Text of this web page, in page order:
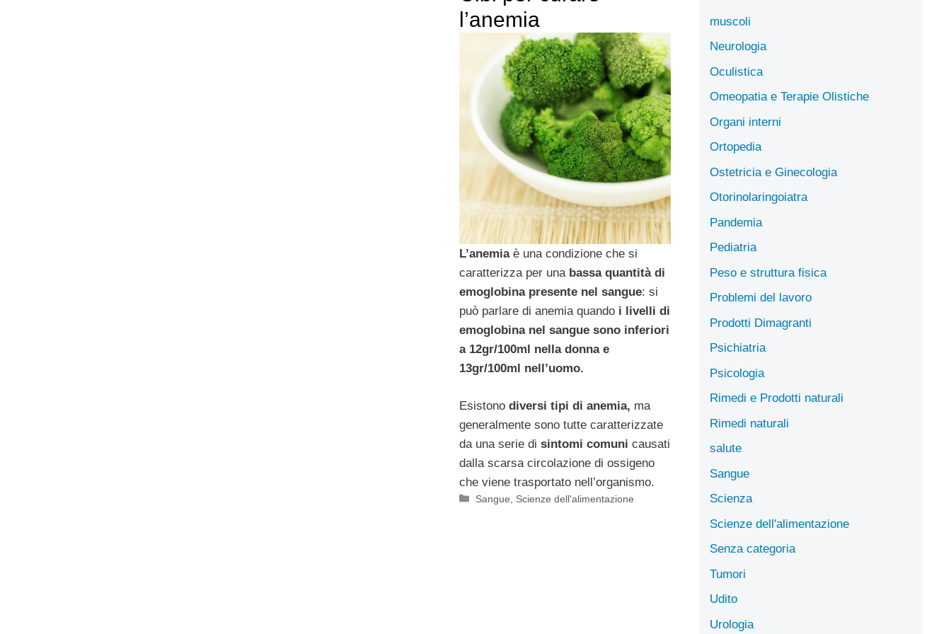
l’anemia
L’anemiaè una condizione che si
caratterizza per unabassa quantità di
emoglobina presente nel sangue: si
può parlare di anemia quandoi livelli di
emoglobina nel sangue sono inferiori
a 12gr/100ml nella donna e
13gr/100ml nell’uomo.
Esistono diversi tipi di anemia, ma
generalmente sono tutte caratterizzate
da una serie di sintomi comuni causati
dalla scarsa circolazione di ossigeno
che viene trasportato nell’organismo.
Categorie
Sangue Scienze dell'alimentazione
muscoli
Neurologia
Oculistica
Omeopatia e Terapie Olistiche
Organi interni
Ortopedia
Ostetricia e Ginecologia
Otorinolaringoiatra
Pandemia
Pediatria
Peso e struttura fisica
Problemi del lavoro
Prodotti Dimagranti
Psichiatria
Psicologia
Rimedi e Prodotti naturali
Rimedi naturali
salute
Sangue
Scienza
Scienze dell'alimentazione
Senza categoria
Tumori
Udito
Urologia